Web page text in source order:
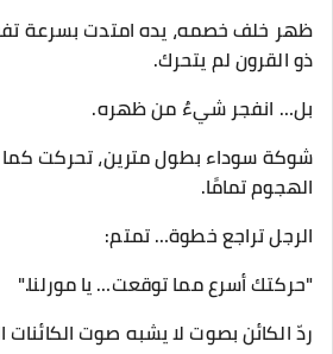
ظهر خلف خصمه، يده امتدت بسرعة
ذو القرون لم يتحرك.
بل… انفجر شيءٌ من ظهره.
شوكة سوداء بطول مترين، تحركت
الهجوم تمامًا.
الرجل تراجع خطوة… تمتم:
"حركتك أسرع مما توقعت… يا مورلنا."
ردّ الكائن بصوت لا يشبه صوت الكائنات